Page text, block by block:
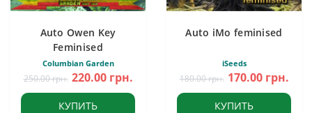
Auto Owen Key
Feminised
Columbian Garden
250.00 грн. 220.00 грн.
КУПИТЬ
Auto iMo feminised
iSeeds
180.00 грн. 170.00 грн.
КУПИТЬ